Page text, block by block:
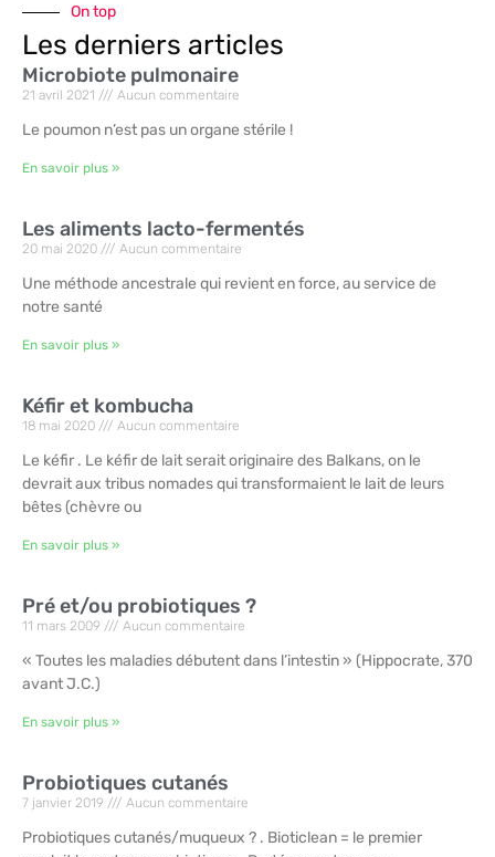
On top
Les derniers articles
Microbiote pulmonaire
21 avril 2021 Aucun commentaire
Le poumon n’est pas un organe stérile !
En savoir plus »
Les aliments lacto-fermentés
20 mai 2020 Aucun commentaire
Une méthode ancestrale qui revient en force, au service de
notre santé
En savoir plus »
Kéfir et kombucha
18 mai 2020 Aucun commentaire
Le kéfir . Le kéfir de lait serait originaire des Balkans, on le
devrait aux tribus nomades qui transformaient le lait de leurs
bêtes (chèvre ou
En savoir plus »
Pré et/ou probiotiques ?
11 mars 2009 Aucun commentaire
« Toutes les maladies débutent dans l’intestin » (Hippocrate, 370
avant J.C.)
En savoir plus »
Probiotiques cutanés
7 janvier 2019 Aucun commentaire
Probiotiques cutanés/muqueux ? . Bioticlean = le premier